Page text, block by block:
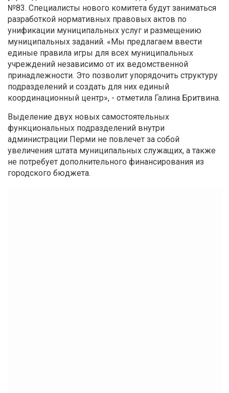
№83. Специалисты нового комитета будут заниматься
разработкой нормативных правовых актов по
унификации муниципальных услуг и размещению
муниципальных заданий. «Мы предлагаем ввести
единые правила игры для всех муниципальных
учреждений независимо от их ведомственной
принадлежности. Это позволит упорядочить структуру
подразделений и создать для них единый
координационный центр», - отметила Галина Бритвина.
Выделение двух новых самостоятельных
функциональных подразделений внутри
администрации Перми не повлечет за собой
увеличения штата муниципальных служащих, а также
не потребует дополнительного финансирования из
городского бюджета.